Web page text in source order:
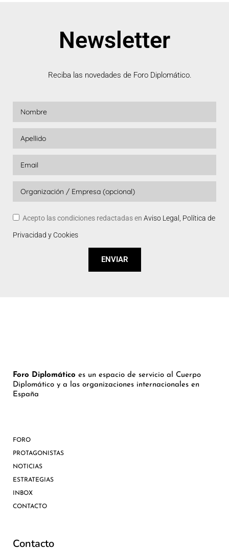
Newsletter
Reciba las novedades de Foro Diplomático.
Acepto las condiciones redactadas en Aviso Legal, Política de
Privacidad y Cookies
ENVIAR
Foro Diplomático es un espacio de servicio al Cuerpo
Diplomático y a las organizaciones internacionales en
España
FORO
PROTAGONISTAS
NOTICIAS
ESTRATEGIAS
INBOX
CONTACTO
Contacto